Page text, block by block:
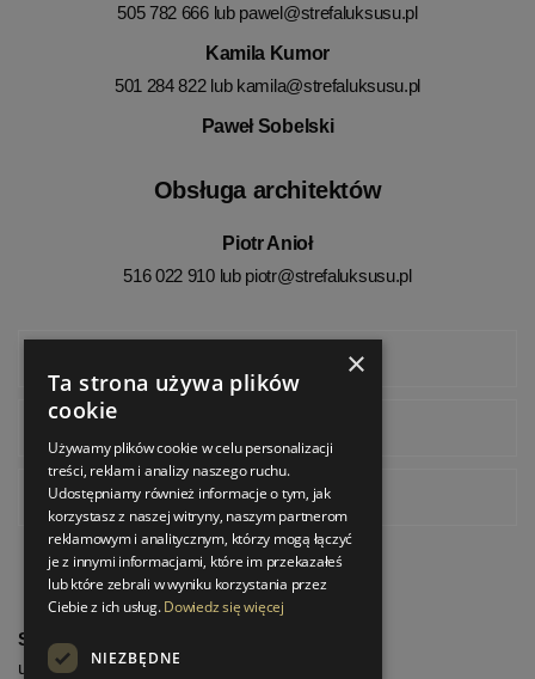
505 782 666 lub pawel@strefaluksusu.pl
Kamila Kumor
501 284 822 lub kamila@strefaluksusu.pl
Paweł Sobelski
Obsługa architektów
Piotr Anioł
516 022 910 lub piotr@strefaluksusu.pl
Pinterest
StrefaLuksusu.pl
ul. Bartycka 24/26 Pawilon 227
×
Ta strona używa plików
cookie
Używamy plików cookie w celu personalizacji
treści, reklam i analizy naszego ruchu.
Udostępniamy również informacje o tym, jak
korzystasz z naszej witryny, naszym partnerom
reklamowym i analitycznym, którzy mogą łączyć
je z innymi informacjami, które im przekazałeś
lub które zebrali w wyniku korzystania przez
Ciebie z ich usług.Dowiedz się więcej
NIEZBĘDNE